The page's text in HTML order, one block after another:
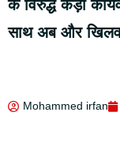
के विरुद्ध कड़ी
साथ अब और
Mohammed irfan